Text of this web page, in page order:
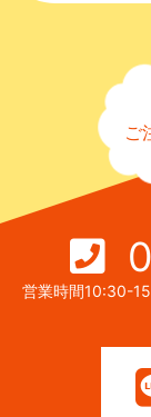
ご
営業時間10:30-